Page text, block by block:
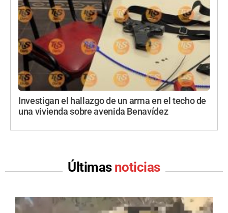
Investigan el hallazgo de un arma en el techo de
una vivienda sobre avenida Benavídez
Últimas noticias